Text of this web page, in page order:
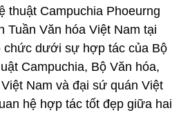
thuật Campuchia Phoeurng
Tuần Văn hóa Việt Nam tại
chức dưới sự hợp tác của Bộ
Campuchia, Bộ Văn hóa,
Nam và đại sứ quán Việt
hệ hợp tác tốt đẹp giữa hai